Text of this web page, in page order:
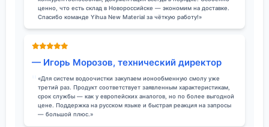
ценно, что есть склад в Новороссийске — экономим на доставке.
Спасибо команде Yihua New Material за чёткую работу!»
— Игорь Морозов, технический директор
«Для систем водоочистки закупаем ионообменную смолу уже
третий раз. Продукт соответствует заявленным характеристикам,
срок службы — как у европейских аналогов, но по более выгодной
цене. Поддержка на русском языке и быстрая реакция на запросы
— большой плюс.»